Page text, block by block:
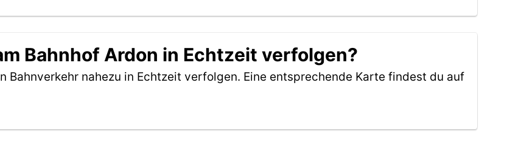
Bahnhof Ardon in Echtzeit verfolgen?
Bahnverkehr nahezu in Echtzeit verfolgen. Eine entsprechende Karte findest du auf